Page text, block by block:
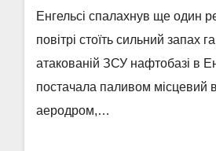
Енгельсі спалахнув ще один
повітрі стоїть сильний запах
атакованій ЗСУ нафтобазі в
постачала паливом місцевий
аеродром,…